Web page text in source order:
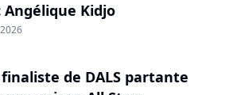
Angélique Kidjo
de DALS partante